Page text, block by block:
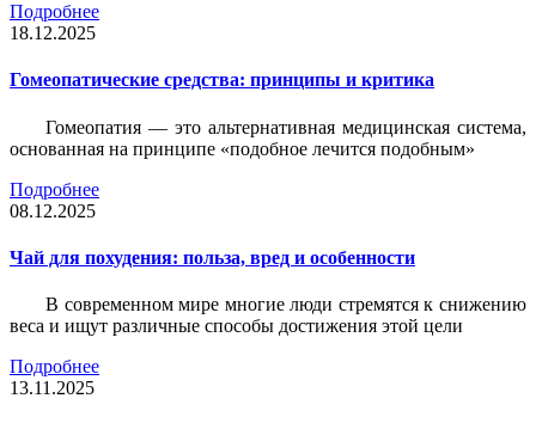
Подробнее
18.12.2025
Гомеопатические средства: принципы и критика
Гомеопатия — это альтернативная медицинская система,
основанная на принципе «подобное лечится подобным»
Подробнее
08.12.2025
Чай для похудения: польза, вред и особенности
В современном мире многие люди стремятся к снижению
веса и ищут различные способы достижения этой цели
Подробнее
13.11.2025